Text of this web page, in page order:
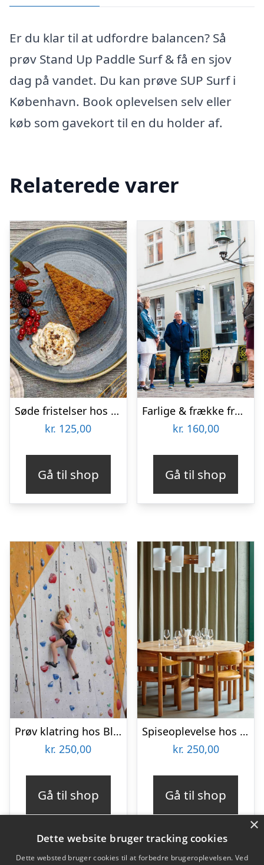
Er du klar til at udfordre balancen? Så
prøv Stand Up Paddle Surf & få en sjov
dag på vandet. Du kan prøve SUP Surf i
København. Book oplevelsen selv eller
køb som gavekort til en du holder af.
Relaterede varer
Søde fristelser hos Restaurant Couloir
kr. 125,00
Gå til shop
Farlige & frække fruentimmere med Fruentimmerture
kr. 160,00
Gå til shop
Prøv klatring hos Blocs & Walls
kr. 250,00
Gå til shop
Spiseoplevelse hos Aamanns Genbo
kr. 250,00
Gå til shop
×
Dette website bruger tracking cookies
Dette websted bruger cookies til at forbedre brugeroplevelsen. Ved